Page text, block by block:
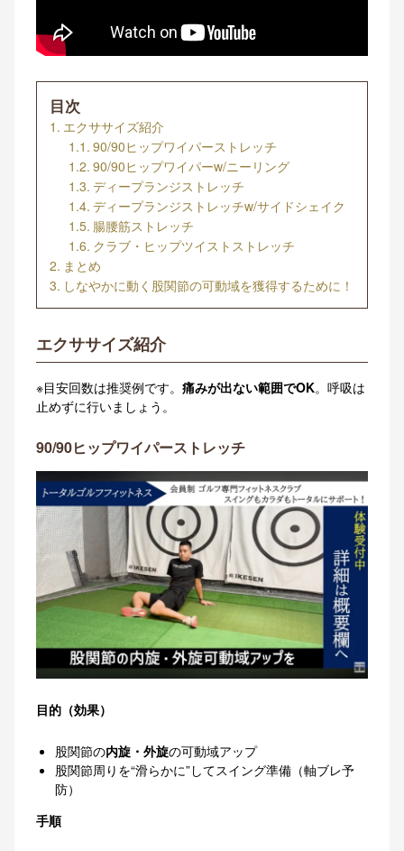
目次
エクササイズ紹介
90/90ヒップワイパーストレッチ
90/90ヒップワイパーw/ニーリング
ディープランジストレッチ
ディープランジストレッチw/サイドシェイク
腸腰筋ストレッチ
クラブ・ヒップツイストストレッチ
まとめ
しなやかに動く股関節の可動域を獲得するために！
エクササイズ紹介
※目安回数は推奨例です。 痛みが出ない範囲でOK。呼吸は
止めずに行いましょう。
90/90ヒップワイパーストレッチ
目的（効果）
股関節の内旋・外旋の可動域アップ
股関節周りを“滑らかに”してスイング準備（軸ブレ予
防）
手順